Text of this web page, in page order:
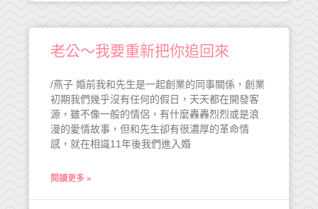
老公～我要重新把你追回來
/燕子 婚前我和先生是一起創業的同事關係，創業
初期我們幾乎沒有任何的假日，天天都在開發客
源，雖不像一般的情侶，有什麼轟轟烈烈或是浪
漫的愛情故事，但和先生卻有很濃厚的革命情
感，就在相識11年後我們進入婚
閱讀更多 »